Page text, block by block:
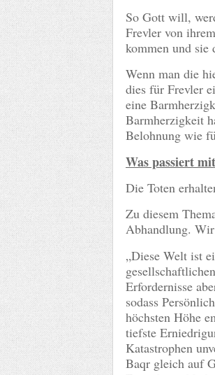
So Gott will,
Frevler von
kommen und sie
Wenn man die
dies für Frevler
eine
Barmherzigkeit
Belohnung wie
Was passiert
Die Toten
Zu diesem
Abhandlung.
„Diese Welt ist
Erfordernisse
sodass
höchsten Höhe
tiefste
Katastrophen
Baqr gleich auf